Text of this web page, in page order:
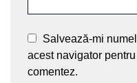
Salvează-mi
acest navigator
comentez.